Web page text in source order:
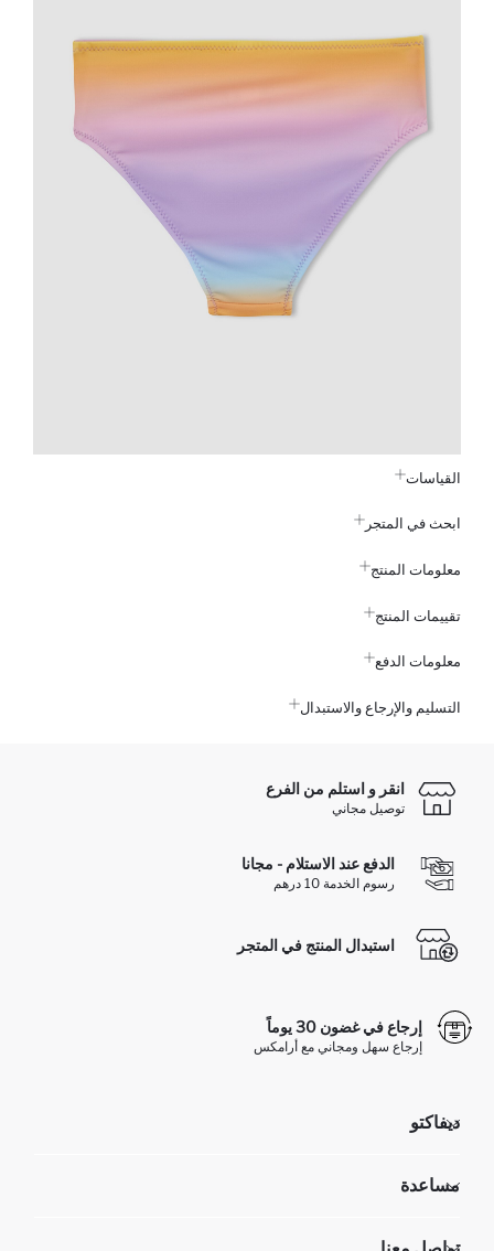
القياسات
ابحث في المتجر
معلومات المنتج
تقييمات المنتج
معلومات الدفع
التسليم والإرجاع والاستبدال
انقر و استلم من الفرع
توصيل مجاني
الدفع عند الاستلام - مجانا
رسوم الخدمة 10 درهم
استبدال المنتج في المتجر
إرجاع في غضون 30 يوماً
إرجاع سهل ومجاني مع أرامكس
ديفاكتو
تعرف علينا
مساعدة